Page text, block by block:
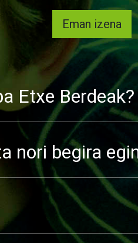
Eman izena
Etxe Berdeak?
nori begira